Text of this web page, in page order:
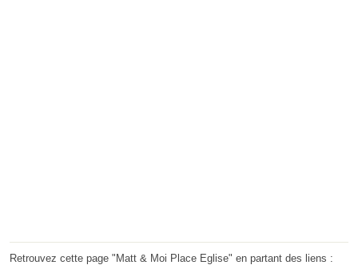
Retrouvez cette page "Matt & Moi Place Eglise" en partant des liens :